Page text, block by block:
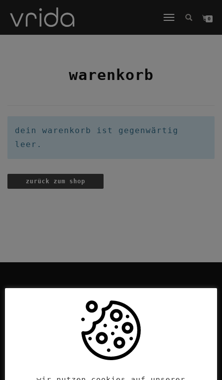
NAVIGATION
UMSCHALTEN
0
warenkorb
dein warenkorb ist gegenwärtig
leer.
zurück zum shop
hinter dem label steht rebecca und
bietet dir mit vrida nachhaltige und
zeitlose alltagsbegleiter
minimalistischer formgebung. jedes